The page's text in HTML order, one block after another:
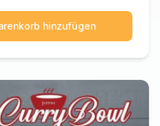
hinzufügen